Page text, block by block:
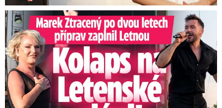
Marek Ztracený na Letné: Pártlová stopla koncert